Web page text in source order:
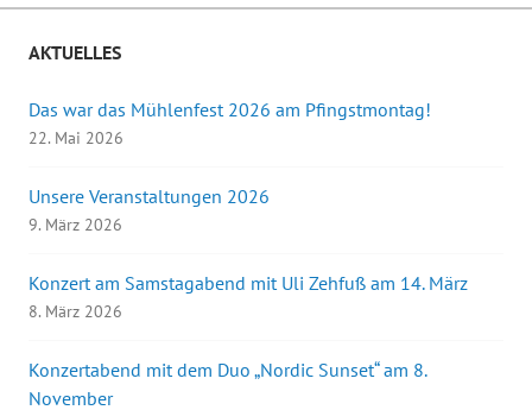
AKTUELLES
Das war das Mühlenfest 2026 am Pfingstmontag!
22. Mai 2026
Unsere Veranstaltungen 2026
9. März 2026
Konzert am Samstagabend mit Uli Zehfuß am 14. März
8. März 2026
Konzertabend mit dem Duo „Nordic Sunset“ am 8.
November